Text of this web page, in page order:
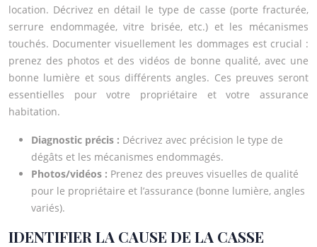
location. Décrivez en détail le type de casse (porte fracturée,
serrure endommagée, vitre brisée, etc.) et les mécanismes
touchés. Documenter visuellement les dommages est crucial :
prenez des photos et des vidéos de bonne qualité, avec une
bonne lumière et sous différents angles. Ces preuves seront
essentielles pour votre propriétaire et votre assurance
habitation.
Diagnostic précis : Décrivez avec précision le type de
dégâts et les mécanismes endommagés.
Photos/vidéos : Prenez des preuves visuelles de qualité
pour le propriétaire et l’assurance (bonne lumière, angles
variés).
IDENTIFIER LA CAUSE DE LA CASSE